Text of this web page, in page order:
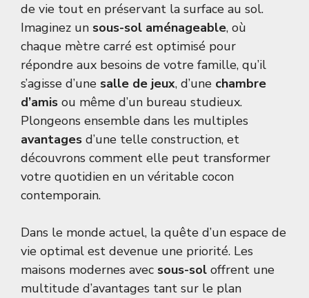
de vie tout en préservant la surface au sol.
Imaginez un sous-sol aménageable, où
chaque mètre carré est optimisé pour
répondre aux besoins de votre famille, qu’il
s’agisse d’une salle de jeux, d’une chambre
d’amis ou même d’un bureau studieux.
Plongeons ensemble dans les multiples
avantages d’une telle construction, et
découvrons comment elle peut transformer
votre quotidien en un véritable cocon
contemporain.
Dans le monde actuel, la quête d’un espace de
vie optimal est devenue une priorité. Les
maisons modernes avec sous-sol offrent une
multitude d’avantages tant sur le plan